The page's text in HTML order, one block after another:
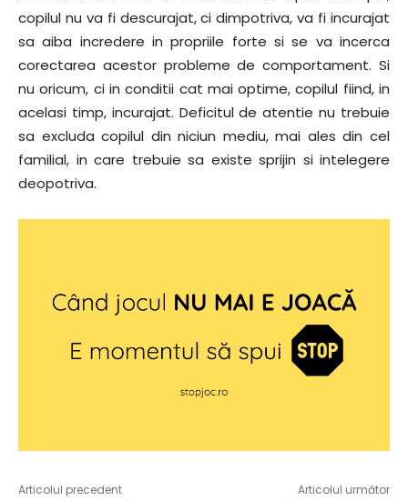
copilul nu va fi descurajat, ci dimpotriva, va fi incurajat
sa aiba incredere in propriile forte si se va incerca
corectarea acestor probleme de comportament. Si
nu oricum, ci in conditii cat mai optime, copilul fiind, in
acelasi timp, incurajat. Deficitul de atentie nu trebuie
sa excluda copilul din niciun mediu, mai ales din cel
familial, in care trebuie sa existe sprijin si intelegere
deopotriva.
Articolul precedent Articolul următor